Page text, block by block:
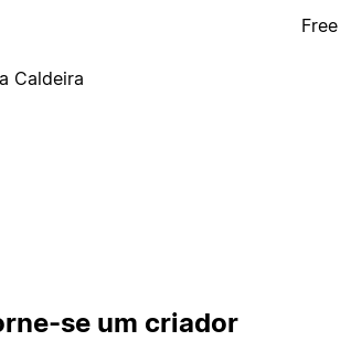
Caldeira
Free
se um criador